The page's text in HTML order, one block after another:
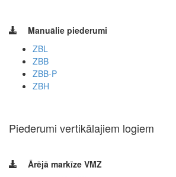
Manuālie piederumi
ZBL
ZBB
ZBB-P
ZBH
Piederumi vertikālajiem logiem
Ārējā markīze VMZ